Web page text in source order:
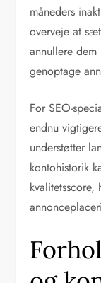
måneders
overveje at
annullere
genoptage
For SEO-
endnu
understøtter
kontohistorik